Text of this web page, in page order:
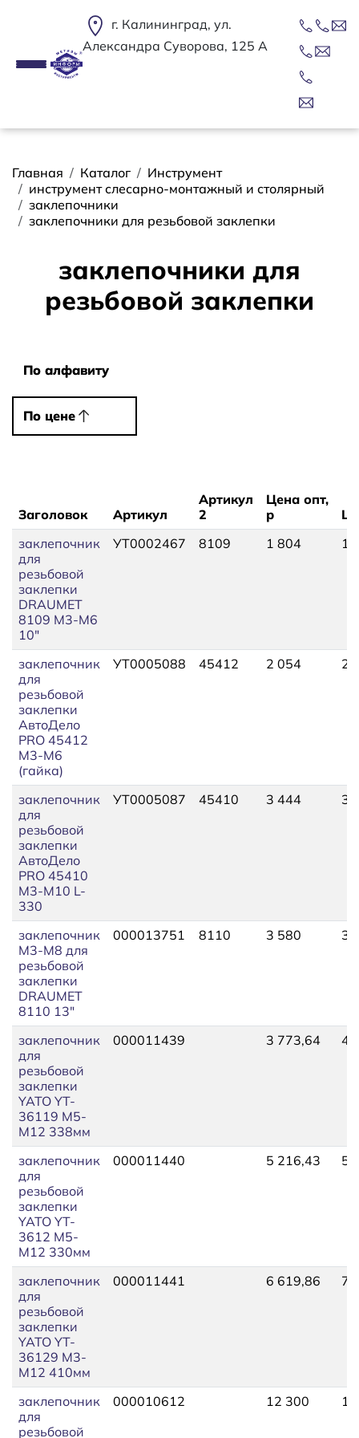
г. Калининград, ул.
Александра Суворова, 125 А
Строка навигации
Главная Каталог
Инструмент
инструмент слесарно-монтажный и столярный
заклепочники
заклепочники для резьбовой заклепки
заклепочники для
резьбовой заклепки
По алфавиту
По алфавиту
По цене
По цене
Заголовок Артикул
Артикул
2
Цена опт,
р
заклепочник
для
резьбовой
заклепки
DRAUMET
8109 M3-M6
10"
УТ0002467 8109 1 804 1
заклепочник
для
резьбовой
заклепки
АвтоДело
PRO 45412
М3-М6
(гайка)
УТ0005088 45412 2 054 2
заклепочник
для
резьбовой
заклепки
АвтоДело
PRO 45410
М3-М10 L-
330
УТ0005087 45410 3 444 3
заклепочник
М3-М8 для
резьбовой
заклепки
DRAUMET
8110 13"
000013751 8110 3 580 3
заклепочник
для
резьбовой
заклепки
YATO YT-
36119 М5-
М12 338мм
000011439 3 773,64 4
заклепочник
для
резьбовой
заклепки
YATO YT-
3612 М5-
М12 330мм
000011440 5 216,43 5
заклепочник
для
резьбовой
заклепки
YATO YT-
36129 М3-
М12 410мм
000011441 6 619,86 7
заклепочник
для
резьбовой
000010612 12 300